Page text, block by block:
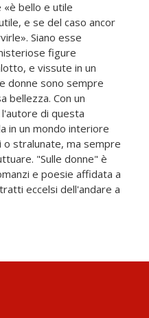
«è bello e utile
e se del caso ancor
Siano esse
figure
e vissute in un
donne sono sempre
bellezza. Con un
di questa
in un mondo interiore
stralunate, ma sempre
"Sulle donne" è
e poesie affidata a
eccelsi dell'andare a